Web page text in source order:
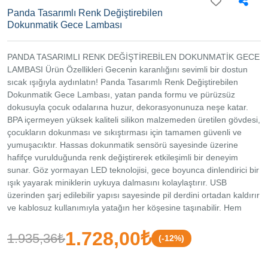
211 Fatih
/ İstanbul
Panda Tasarımlı Renk Değiştirebilen
Dokunmatik Gece Lambası
PANDA TASARIMLI RENK DEĞİŞTİREBİLEN DOKUNMATİK GECE
LAMBASI Ürün Özellikleri Gecenin karanlığını sevimli bir dostun
sıcak ışığıyla aydınlatın! Panda Tasarımlı Renk Değiştirebilen
Dokunmatik Gece Lambası, yatan panda formu ve pürüzsüz
dokusuyla çocuk odalarına huzur, dekorasyonunuza neşe katar.
BPA içermeyen yüksek kaliteli silikon malzemeden üretilen gövdesi,
çocukların dokunması ve sıkıştırması için tamamen güvenli ve
yumuşacıktır. Hassas dokunmatik sensörü sayesinde üzerine
hafifçe vurulduğunda renk değiştirerek etkileşimli bir deneyim
sunar. Göz yormayan LED teknolojisi, gece boyunca dinlendirici bir
ışık yayarak miniklerin uykuya dalmasını kolaylaştırır. USB
üzerinden şarj edilebilir yapısı sayesinde pil derdini ortadan kaldırır
ve kablosuz kullanımıyla yatağın her köşesine taşınabilir. Hem
stres azaltıcı sevimli bir masa aksesuarıdır. Ürün Teknik Özellikleri
Özellik Açıklama Malzeme Yumuşak, Sağlığa Zararsız Silikon (BPA
1.935,36₺1.728,00₺ (-12%)